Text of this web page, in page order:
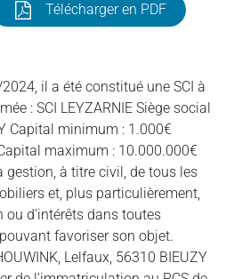
Télécharger en PDF
il a été constitué une SCI à
: SCI LEYZARNIE Siège social
Capital minimum : 1.000€
maximum : 10.000.000€
gestion, à titre civil, de tous les
et, plus particulièrement,
d’intérêts dans toutes
favoriser son objet.
Lelfaux, 56310 BIEUZY